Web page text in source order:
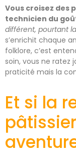
Vous croisez des
technicien du
différent, pourtant
s’enrichit chaque
folklore, c’est
soin, vous ne ratez
praticité mais la
Et si la